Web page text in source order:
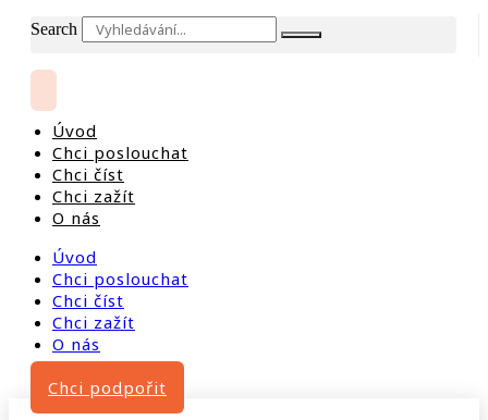
Search
Úvod
Chci poslouchat
Chci číst
Chci zažít
O nás
Úvod
Chci poslouchat
Chci číst
Chci zažít
O nás
Chci podpořit